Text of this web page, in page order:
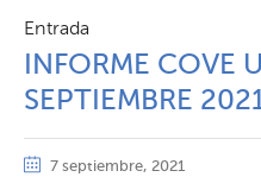
Entrada
INFORME COVE
SEPTIEMBRE
7 septiembre, 2021